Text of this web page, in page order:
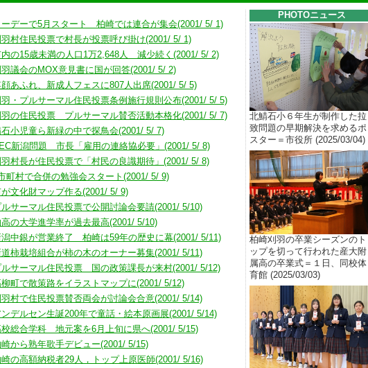
PHOTOニュース
北鯖石小６年生が制作した拉
致問題の早期解決を求めるポ
スター＝市役所 (2025/03/04)
柏崎刈羽の卒業シーズンのト
ップを切って行われた産大附
属高の卒業式＝１日、同校体
育館 (2025/03/03)
ーデーで5月スタート 柏崎では連合が集会(2001/ 5/ 1)
村住民投票で村長が投票呼び掛け(2001/ 5/ 1)
の15歳未満の人口1万2,648人 減少続く(2001/ 5/ 2)
議会のMOX意見書に国が回答(2001/ 5/ 2)
あふれ、新成人フェスに807人出席(2001/ 5/ 5)
・プルサーマル住民投票条例施行規則公布(2001/ 5/ 5)
羽の住民投票 プルサーマル賛否活動本格化(2001/ 5/ 7)
小児童ら新緑の中で探鳥会(2001/ 5/ 7)
新潟問題 市長「雇用の連絡協必要」(2001/ 5/ 8)
村長が住民投票で「村民の良識期待」(2001/ 5/ 8)
町村で合併の勉強会スタート(2001/ 5/ 9)
文化財マップ作る(2001/ 5/ 9)
ルサーマル住民投票で公開討論会要請(2001/ 5/10)
の大学進学率が過去最高(2001/ 5/10)
潟中銀が営業終了 柏崎は59年の歴史に幕(2001/ 5/11)
道柿栽培組合が柿の木のオーナー募集(2001/ 5/11)
ルサーマル住民投票 国の政策課長が来村(2001/ 5/12)
町で散策路をイラストマップに(2001/ 5/12)
村で住民投票賛否両会が討論会合意(2001/ 5/14)
ンデルセン生誕200年で童話・絵本原画展(2001/ 5/14)
校総合学科 地元案を6月上旬に県へ(2001/ 5/15)
から熟年歌手デビュー(2001/ 5/15)
の高額納税者29人，トップ上原医師(2001/ 5/16)